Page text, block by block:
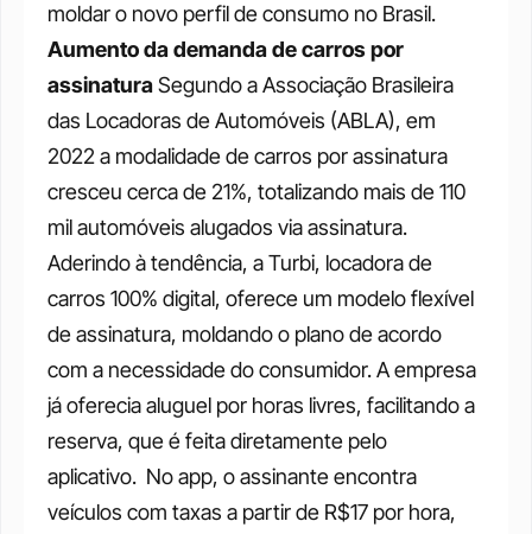
moldar o novo perfil de consumo no Brasil.
Aumento da demanda de carros por
assinaturaSegundo a Associação Brasileira
das Locadoras de Automóveis (ABLA), em
2022 a modalidade de carros por assinatura
cresceu cerca de 21%, totalizando mais de 110
mil automóveis alugados via assinatura.
Aderindo à tendência, a Turbi, locadora de
carros 100% digital, oferece um modelo flexível
de assinatura, moldando o plano de acordo
com a necessidade do consumidor. A empresa
já oferecia aluguel por horas livres, facilitando a
reserva, que é feita diretamente pelo
aplicativo. No app, o assinante encontra
veículos com taxas a partir de R$17 por hora,